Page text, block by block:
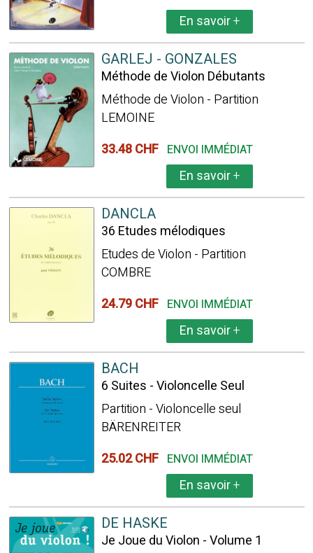
En savoir+
GARLEJ - GONZALES
Méthode de Violon Débutants
Méthode de Violon - Partition
LEMOINE
33.48 CHF ENVOI IMMÉDIAT
En savoir+
DANCLA
36 Etudes mélodiques
Etudes de Violon - Partition
COMBRE
24.79 CHF ENVOI IMMÉDIAT
En savoir+
BACH
6 Suites - Violoncelle Seul
Partition - Violoncelle seul
BÄRENREITER
25.02 CHF ENVOI IMMÉDIAT
En savoir+
DE HASKE
Je Joue du Violon - Volume 1